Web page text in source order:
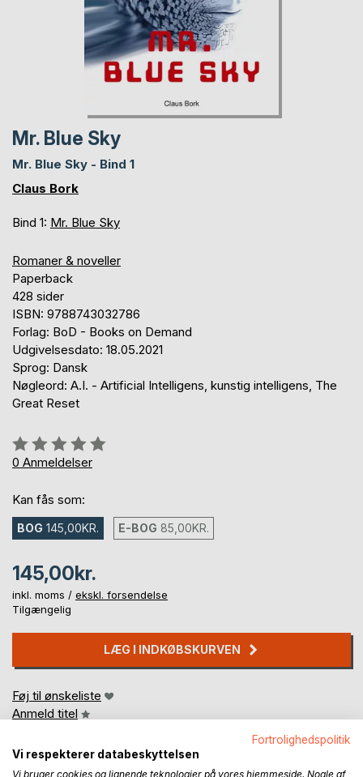
Mr. Blue Sky
Mr. Blue Sky - Bind 1
Claus Bork
Bind 1: Mr. Blue Sky
Romaner & noveller
Paperback
428 sider
ISBN: 9788743032786
Forlag: BoD - Books on Demand
Udgivelsesdato: 18.05.2021
Sprog: Dansk
Nøgleord: A.I. - Artificial Intelligens, kunstig intelligens, The
Great Reset
Anmeldelse::
0%
0 Anmeldelser
Kan fås som:
BOG 145,00KR. E-BOG 85,00KR.
145,00kr.
inkl. moms / ekskl. forsendelse
Tilgængelig
LÆG I INDKØBSKURVEN
Føj til ønskeliste
Anmeld titel
Fortrolighedspolitik
Vi respekterer databeskyttelsen
Vi bruger cookies og lignende teknologier på vores hjemmeside. Nogle af